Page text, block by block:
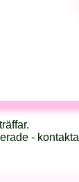
- kontakta